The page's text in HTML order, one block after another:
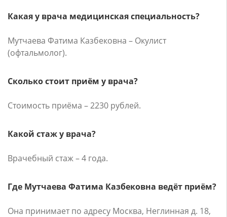
Какая у врача медицинская специальность?
Мутчаева Фатима Казбековна – Окулист
(офтальмолог).
Сколько стоит приём у врача?
Стоимость приёма – 2230 рублей.
Какой стаж у врача?
Врачебный стаж – 4 года.
Где Мутчаева Фатима Казбековна ведёт приём?
Она принимает по адресу Москва, Неглинная д. 18,